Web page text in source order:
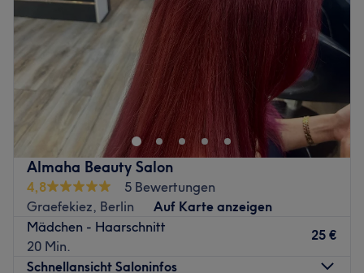
Almaha Beauty Salon
4,8
5 Bewertungen
Graefekiez, Berlin
Auf Karte anzeigen
Mädchen - Haarschnitt
20 Min.
25 €
Schnellansicht Saloninfos